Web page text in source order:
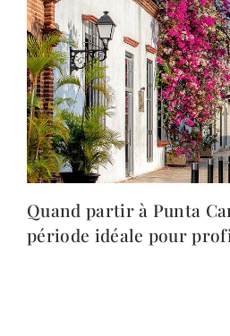
Quand partir à Punta
période idéale pour